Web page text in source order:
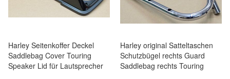
Harley Seitenkoffer Deckel
Saddlebag Cover Touring
Speaker Lid für Lautsprecher
Harley original Satteltaschen
Schutzbügel rechts Guard
Saddlebag rechts Touring